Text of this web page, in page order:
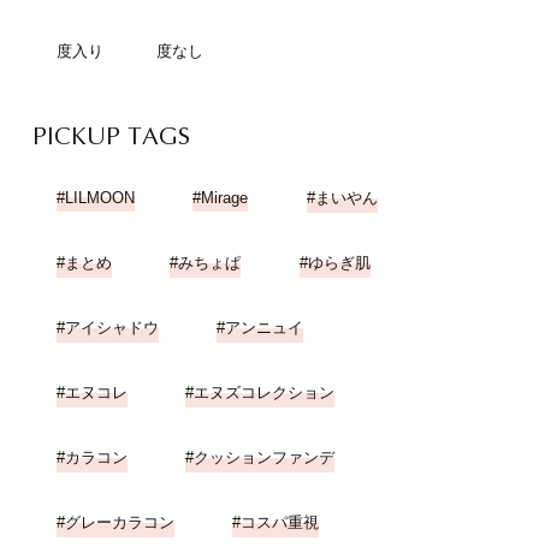
度入り 度なし
PICKUP TAGS
LILMOON Mirage まいやん
まとめ みちょぱ ゆらぎ肌
アイシャドウ アンニュイ
エヌコレ エヌズコレクション
カラコン クッションファンデ
グレーカラコン コスパ重視